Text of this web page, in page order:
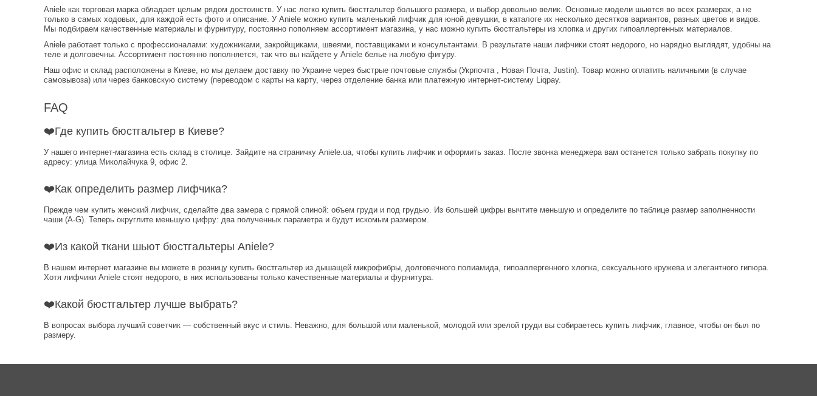
Aniele как торговая марка обладает целым рядом достоинств. У нас легко купить бюстгальтер большого размера, и выбор довольно велик. Основные модели шьются во всех размерах, а не
только в самых ходовых, для каждой есть фото и описание. У Aniele можно купить маленький лифчик для юной девушки, в каталоге их несколько десятков вариантов, разных цветов и видов.
Мы подбираем качественные материалы и фурнитуру, постоянно пополняем ассортимент магазина, у нас можно купить бюстгальтеры из хлопка и других гипоаллергенных материалов.
Aniele работает только с профессионалами: художниками, закройщиками, швеями, поставщиками и консультантами. В результате наши лифчики стоят недорого, но нарядно выглядят, удобны на
теле и долговечны. Ассортимент постоянно пополняется, так что вы найдете у Aniele белье на любую фигуру.
Наш офис и склад расположены в Киеве, но мы делаем доставку по Украине через быстрые почтовые службы (Укрпочта , Новая Почта, Justin). Товар можно оплатить наличными (в случае
самовывоза) или через банковскую систему (переводом с карты на карту, через отделение банка или платежную интернет-систему Liqpay.
FAQ
❤️Где купить бюстгальтер в Киеве?
У нашего интернет-магазина есть склад в столице. Зайдите на страничку Aniele.ua, чтобы купить лифчик и оформить заказ. После звонка менеджера вам останется только забрать покупку по
адресу: улица Миколайчука 9, офис 2.
❤️Как определить размер лифчика?
Прежде чем купить женский лифчик, сделайте два замера с прямой спиной: объем груди и под грудью. Из большей цифры вычтите меньшую и определите по таблице размер заполненности
чаши (A-G). Теперь округлите меньшую цифру: два полученных параметра и будут искомым размером.
❤️Из какой ткани шьют бюстгальтеры Aniele?
В нашем интернет магазине вы можете в розницу купить бюстгальтер из дышащей микрофибры, долговечного полиамида, гипоаллергенного хлопка, сексуального кружева и элегантного гипюра.
Хотя лифчики Aniele стоят недорого, в них использованы только качественные материалы и фурнитура.
❤️Какой бюстгальтер лучше выбрать?
В вопросах выбора лучший советчик — собственный вкус и стиль. Неважно, для большой или маленькой, молодой или зрелой груди вы собираетесь купить лифчик, главное, чтобы он был по
размеру.